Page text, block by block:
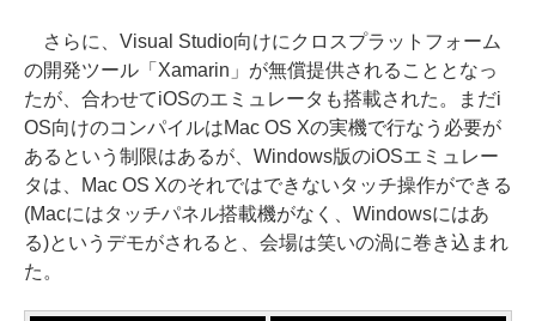
さらに、Visual Studio向けにクロスプラットフォーム
の開発ツール「Xamarin」が無償提供されることとなっ
たが、合わせてiOSのエミュレータも搭載された。まだi
OS向けのコンパイルはMac OS Xの実機で行なう必要が
あるという制限はあるが、Windows版のiOSエミュレー
タは、Mac OS Xのそれではできないタッチ操作ができる
(Macにはタッチパネル搭載機がなく、Windowsにはあ
る)というデモがされると、会場は笑いの渦に巻き込まれ
た。